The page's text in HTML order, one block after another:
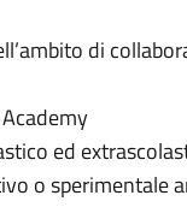
di
ed
o sperimentale